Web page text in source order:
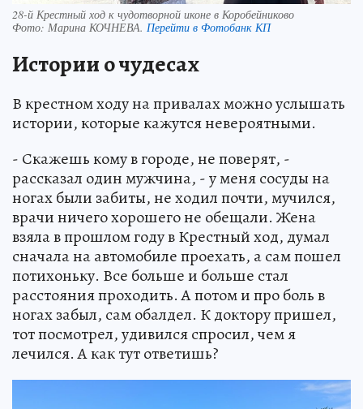
28-й Крестный ход к чудотворной иконе в Коробейниково
Фото: Марина КОЧНЕВА. Перейти в Фотобанк КП
Истории о чудесах
В крестном ходу на привалах можно услышать
истории, которые кажутся невероятными.
- Скажешь кому в городе, не поверят, -
рассказал один мужчина, - у меня сосуды на
ногах были забиты, не ходил почти, мучился,
врачи ничего хорошего не обещали. Жена
взяла в прошлом году в Крестный ход, думал
сначала на автомобиле проехать, а сам пошел
потихоньку. Все больше и больше стал
расстояния проходить. А потом и про боль в
ногах забыл, сам обалдел. К доктору пришел,
тот посмотрел, удивился спросил, чем я
лечился. А как тут ответишь?